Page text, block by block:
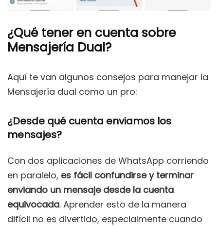
¿Qué tener en cuenta sobre
Mensajería Dual?
Aquí te van algunos consejos para manejar la
Mensajería dual como un pro:
¿Desde qué cuenta enviamos los
mensajes?
Con dos aplicaciones de WhatsApp corriendo
en paralelo, es fácil confundirse y terminar
enviando un mensaje desde la cuenta
equivocada. Aprender esto de la manera
difícil no es divertido, especialmente cuando